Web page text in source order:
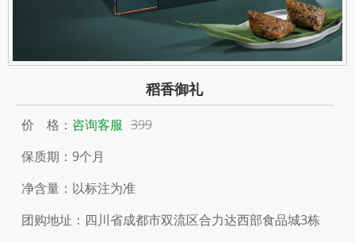
稻香御礼
价 格： 咨询客服 399
保质期：9个月
净含量：以标注为准
团购地址：四川省成都市双流区合力达西部食品城3栋